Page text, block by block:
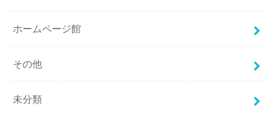
ホームページ館
その他
未分類